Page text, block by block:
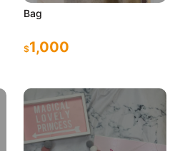
Bag
$1,000